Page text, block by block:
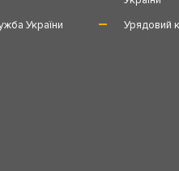
України
Урядовий